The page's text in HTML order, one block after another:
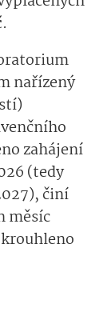
.
nařízený
zahájení
(tedy
činí
měsíc